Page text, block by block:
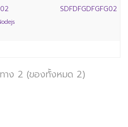
SDFDFGDFGFG02
าง 2 (ของทั้งหมด 2)